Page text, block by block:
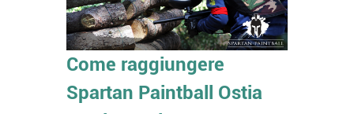
Come raggiungere
Spartan Paintball Ostia